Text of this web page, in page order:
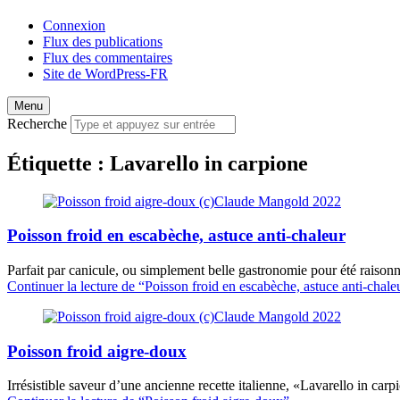
Connexion
Flux des publications
Flux des commentaires
Site de WordPress-FR
Menu
Recherche
Étiquette : Lavarello in carpione
Poisson froid en escabèche, astuce anti-chaleur
Parfait par canicule, ou simplement belle gastronomie pour été
Continuer la lecture de “Poisson froid en escabèche, astuce anti-
Poisson froid aigre-doux
Irrésistible saveur d’une ancienne recette italienne, «Lavarello in